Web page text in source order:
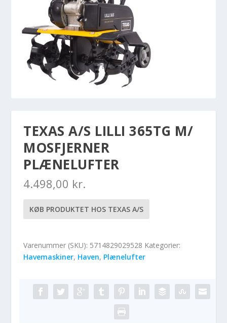
TEXAS A/S LILLI 365TG M/
MOSFJERNER
PLÆNELUFTER
4.498,00 kr.
KØB PRODUKTET HOS TEXAS A/S
Varenummer (SKU): 5714829029528 Kategorier:
Havemaskiner, Haven, Plænelufter